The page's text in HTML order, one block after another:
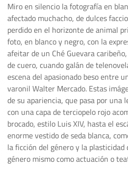
Miro en silencio la fotografía en
afectado muchacho, de dulces
perdido en el horizonte de animal
foto, en blanco y negro, con la
afeitar de un Ché Guevara
de cuero, cuando galán de
escena del apasionado beso entre
varonil Walter Mercado. Estas
de su apariencia, que pasa por una
con una capa de terciopelo rojo
brocado, estilo Luis XIV, hasta el
enorme vestido de seda blanca,
la ficción del género y la plasticidad
género mismo como actuación o